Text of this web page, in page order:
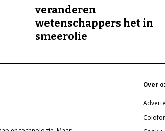
veranderen
wetenschappers het in
smeerolie
Over